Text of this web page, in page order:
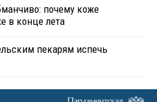
почему коже
в конце лета
пекарям испечь